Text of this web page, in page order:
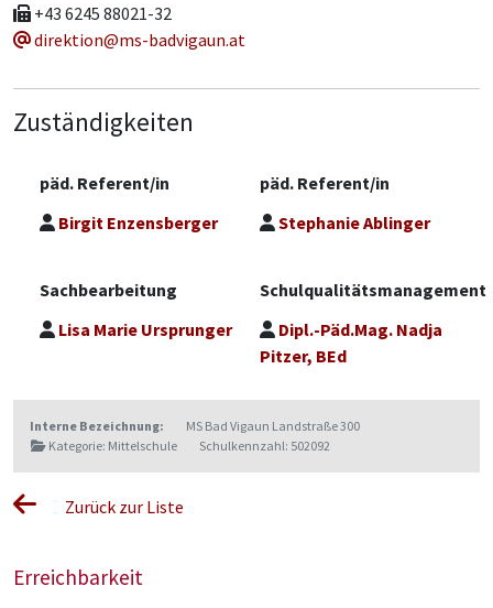
+43 6245 88021-32
direktion@ms-badvigaun.at
Zuständigkeiten
päd. Referent/in
Birgit Enzensberger
päd. Referent/in
Stephanie Ablinger
Sachbearbeitung
Lisa Marie Ursprunger
Schulqualitätsmanagement
Dipl.-Päd.Mag. Nadja
Pitzer, BEd
Interne Bezeichnung:
MS Bad Vigaun Landstraße 300
Kategorie: Mittelschule
Schulkennzahl: 502092
Zurück zur Liste
Erreichbarkeit